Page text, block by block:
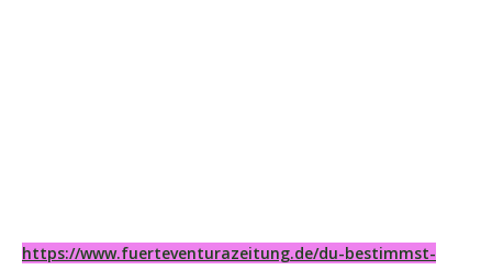
https://www.fuerteventurazeitung.de/du-bestimmst-